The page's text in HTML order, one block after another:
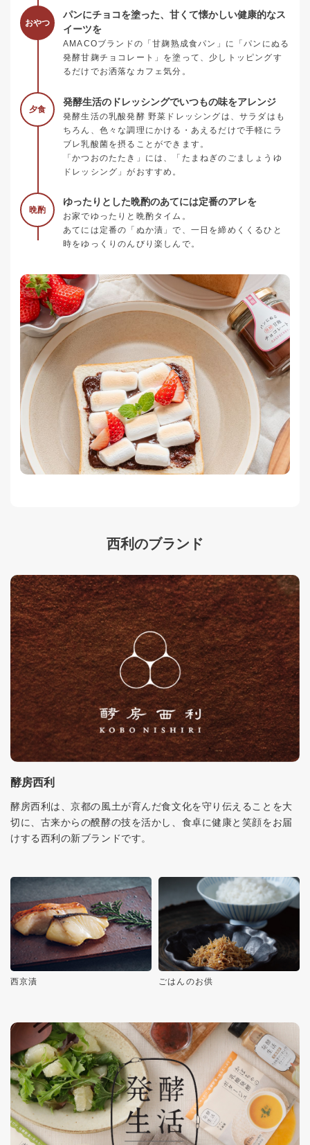
おやつ
パンにチョコを塗った、甘くて懐かしい健康的なス
イーツを
AMACOブランドの「甘麹熟成食パン」に「パンにぬる
発酵甘麹チョコレート」を塗って、少しトッピングす
るだけでお洒落なカフェ気分。
夕食
発酵生活のドレッシングでいつもの味をアレンジ
発酵生活の乳酸発酵 野菜ドレッシングは、サラダはも
ちろん、色々な調理にかける・あえるだけで手軽にラ
ブレ乳酸菌を摂ることができます。
「かつおのたたき」には、「たまねぎのごましょうゆ
ドレッシング」がおすすめ。
晩酌
ゆったりとした晩酌のあてには定番のアレを
お家でゆったりと晩酌タイム。
あてには定番の「ぬか漬」で、一日を締めくくるひと
時をゆっくりのんびり楽しんで。
西利のブランド
酵房西利
酵房西利は、京都の風土が育んだ食文化を守り伝えることを大
切に、古来からの醗酵の技を活かし、食卓に健康と笑顔をお届
けする西利の新ブランドです。
西京漬 ごはんのお供